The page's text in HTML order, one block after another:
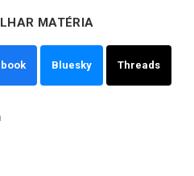
MATÉRIA
Bluesky Threads